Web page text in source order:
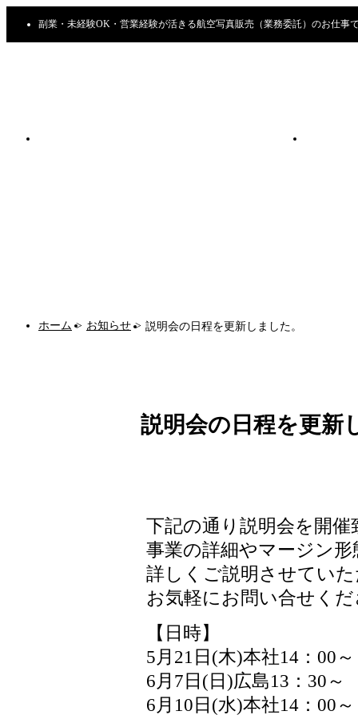
副業・未経験OK・営業経験が活きる航空写真販売（業務委託）のお仕事
ホーム > お知らせ > 説明会の日程を更新しました。
説明会の日程を更新
下記の通り説明会を開催
事業の詳細やマージン
詳しくご説明させてい
お気軽にお問い合せく
【日時】
5月21日(木)本社14：00～
6月7日(日)広島13：30～
6月10日(水)本社14：00～